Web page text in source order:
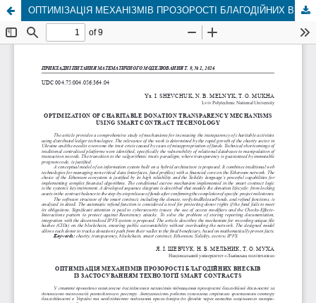
ОПТИМІЗАЦІЯ МЕХАНІЗМІВ ПРОЗОРОСТІ БЛАГОДІЙНИХ ВНЕСКІВ ІЗ ЗАСТОСУВАННЯМ ТЕХНОЛОГІЇ SMART CONTRACTS